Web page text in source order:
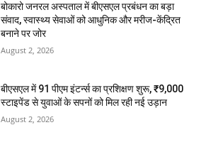
बोकारो जनरल अस्पताल में बीएसएल प्रबंधन का बड़ा
संवाद, स्वास्थ्य सेवाओं को आधुनिक और मरीज-केंद्रित
बनाने पर जोर
August 2, 2026
बीएसएल में 91 पीएम इंटर्न्स का प्रशिक्षण शुरू, ₹9,000
स्टाइपेंड से युवाओं के सपनों को मिल रही नई उड़ान
August 2, 2026